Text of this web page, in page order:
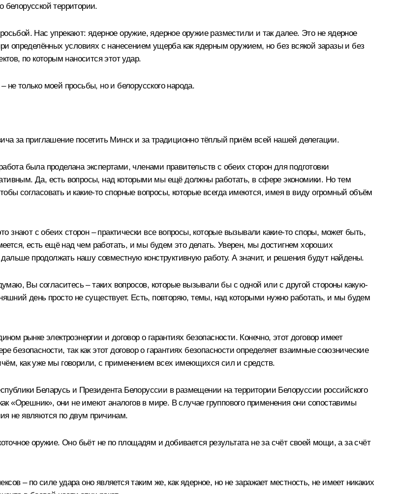
территории.
Нас упрекают: ядерное оружие, ядерное оружие разместили и так далее. Это не ядерное
определённых условиях с нанесением ущерба как ядерным оружием, но без всякой заразы и без
по которым наносится этот удар.
только моей просьбы, но и белорусского народа.
за приглашение посетить Минск и за традиционно тёплый приём всей нашей делегации.
была проделана экспертами, членами правительств с обеих сторон для подготовки
Да, есть вопросы, над которыми мы ещё должны работать, в сфере экономики. Но тем
согласовать и какие-то спорные вопросы, которые всегда имеются, имея в виду огромный объём
знают с обеих сторон – практически все вопросы, которые вызывали какие-то споры, может быть,
есть ещё над чем работать, и мы будем это делать. Уверен, мы достигнем хороших
дальше продолжать нашу совместную конструктивную работу. А значит, и решения будут найдены.
Вы согласитесь – таких вопросов, которые вызывали бы с одной или с другой стороны какую-
день просто не существует. Есть, повторяю, темы, над которыми нужно работать, и мы будем
рынке электроэнергии и договор о гарантиях безопасности. Конечно, этот договор имеет
так как этот договор о гарантиях безопасности определяет взаимные союзнические
как уже мы говорили, с применением всех имеющихся сил и средств.
Беларусь и Президента Белоруссии в размещении на территории Белоруссии российского
«Орешник», они не имеют аналогов в мире. В случае группового применения они сопоставимы
не являются по двум причинам.
оружие. Оно бьёт не по площадям и добивается результата не за счёт своей мощи, а за счёт
– по силе удара оно является таким же, как ядерное, но не заражает местность, не имеет никаких